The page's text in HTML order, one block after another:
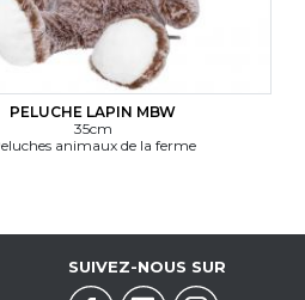
MBW
de la ferme
SUIVEZ-NOUS SUR